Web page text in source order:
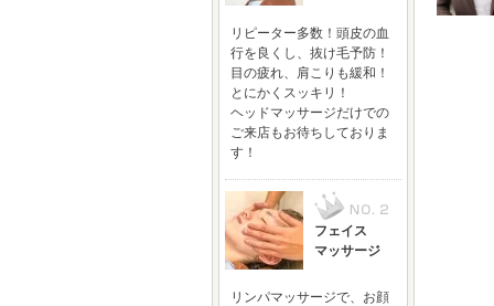
リピーター多数！頭皮の血
行を良くし、抜け毛予防！
目の疲れ、肩こりも緩和！
とにかくスッキリ！
ヘッドマッサージだけでの
ご来店もお待ちしておりま
す！
フェイス
マッサージ
リンパマッサージで、お顔